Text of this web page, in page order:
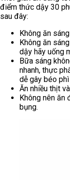
điểm thức dậy 30
sau đây:
Không ăn
Không ăn
dậy hãy uống
Bữa sáng
nhanh, thực
dễ gây béo phì
Ăn nhiều thịt
Không nên ăn
bụng.